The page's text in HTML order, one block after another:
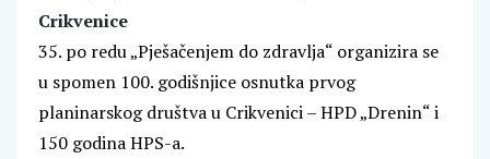
Crikvenice
35. po redu „Pješačenjem do zdravlja“ organizira se
u spomen 100. godišnjice osnutka prvog
planinarskog društva u Crikvenici – HPD „Drenin“ i
150 godina HPS-a.